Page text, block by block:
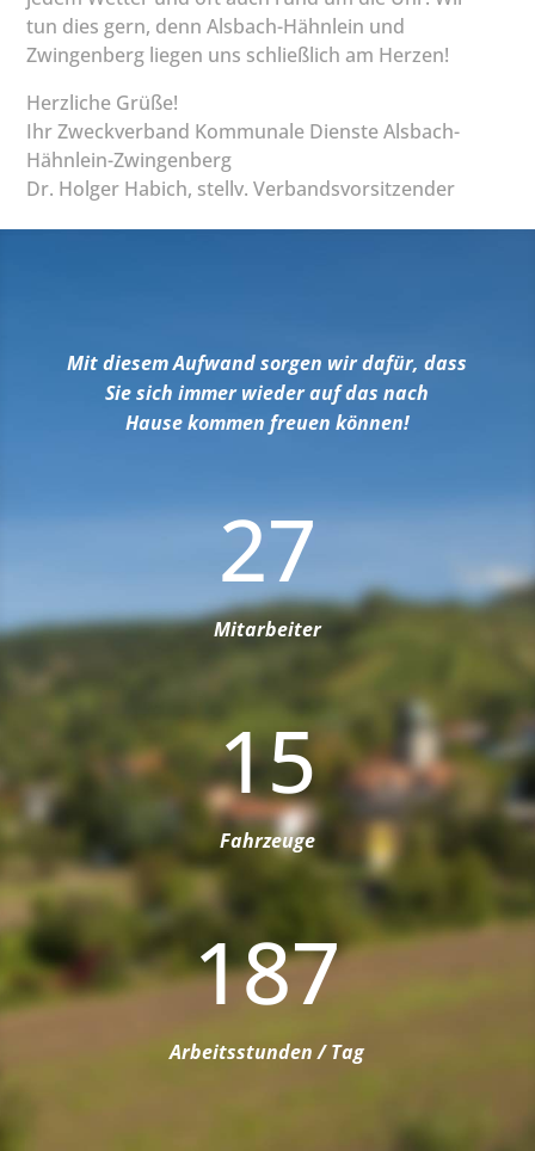
tun dies gern, denn Alsbach-Hähnlein und
Zwingenberg liegen uns schließlich am Herzen!
Herzliche Grüße!
Ihr Zweckverband Kommunale Dienste Alsbach-
Hähnlein-Zwingenberg
Dr. Holger Habich, stellv. Verbandsvorsitzender
Mit diesem Aufwand sorgen wir dafür, dass
Sie sich immer wieder auf das nach
Hause kommen freuen können!
27
Mitarbeiter
15
Fahrzeuge
187
Arbeitsstunden / Tag